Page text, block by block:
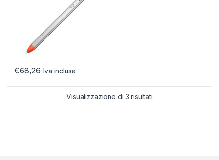
€68,26 Iva inclusa
Visualizzazione di 3 risultati